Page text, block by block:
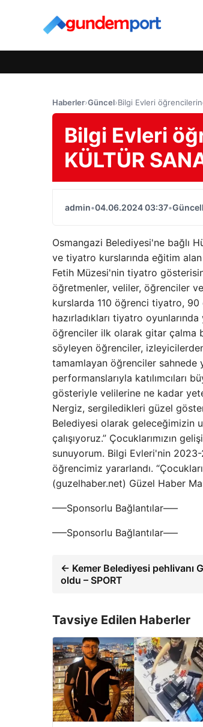
Haberler›Güncel›Bilgi Evleri
Bilgi Evleri
KÜLTÜR
admin•04.06.2024 03:37•
Osmangazi Belediyesi'ne bağlı
ve tiyatro kurslarında eğitim
Fetih Müzesi'nin tiyatro
öğretmenler, veliler, öğrenciler
kurslarda 110 öğrenci tiyatro,
hazırladıkları tiyatro
öğrenciler ilk olarak gitar çalma
söyleyen öğrenciler,
tamamlayan öğrenciler sahnede
performanslarıyla katılımcıları
gösteriyle velilerine ne kadar
Nergiz, sergiledikleri güzel
Belediyesi olarak geleceğimizin
çalışıyoruz.” Çocuklarımızın
sunuyorum. Bilgi Evleri'nin
öğrencimiz yararlandı.
(guzelhaber.net) Güzel Haber
—–Sponsorlu Bağlantılar—–
—–Sponsorlu Bağlantılar—–
← Kemer Belediyesi pehlivanı
oldu – SPORT
Tavsiye Edilen Haberler